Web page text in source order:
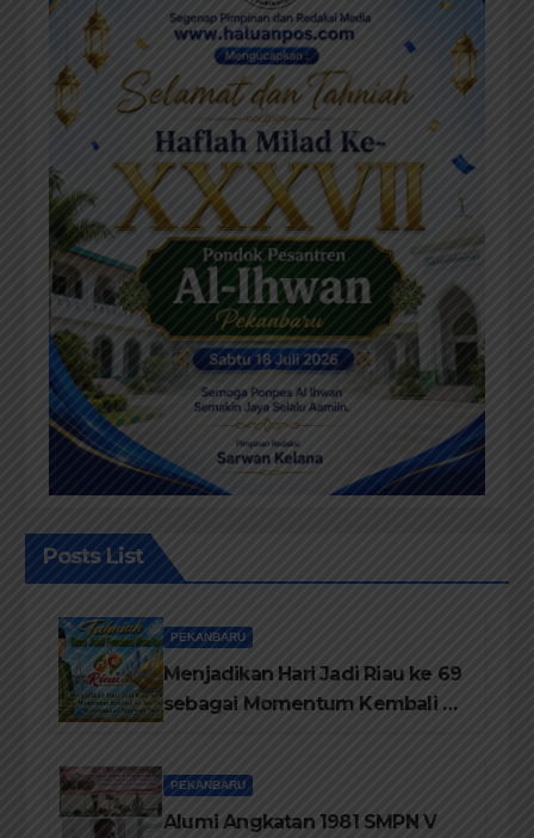
Posts List
PEKANBARU
Menjadikan Hari Jadi Riau ke 69
sebagai Momentum Kembali ke
PEKANBARU
Alumi Angkatan 1981 SMPN V